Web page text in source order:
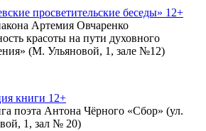
просветительские беседы» 12+
Артемия Овчаренко
красоты на пути духовного
(М. Ульяновой, 1, зале №12)
книги 12+
поэта Антона Чёрного «Сбор» (ул.
1, зал № 20)